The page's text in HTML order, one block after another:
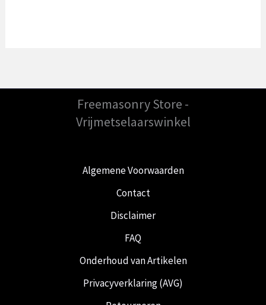
Freemasonry Store -
Vrijmetselaarswinkel
Algemene Voorwaarden
Contact
Disclaimer
FAQ
Onderhoud van Artikelen
Privacyverklaring (AVG)